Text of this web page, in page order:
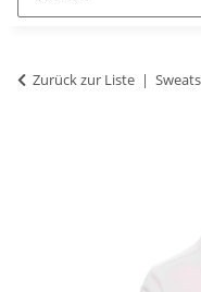
Zurück zur Liste